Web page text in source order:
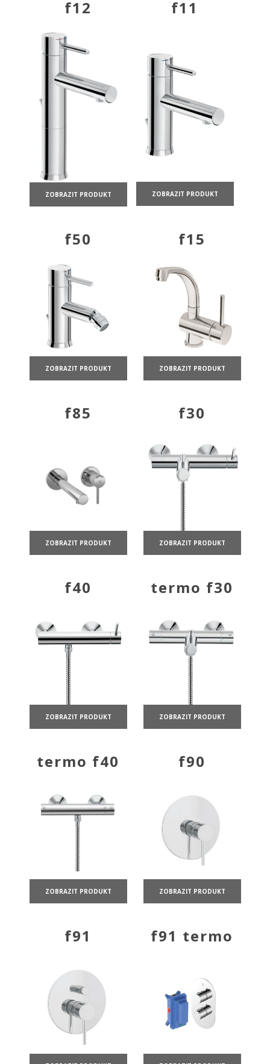
f12
ZOBRAZIT PRODUKT
f11
ZOBRAZIT PRODUKT
f50
ZOBRAZIT PRODUKT
f15
ZOBRAZIT PRODUKT
f85
ZOBRAZIT PRODUKT
f30
ZOBRAZIT PRODUKT
f40
ZOBRAZIT PRODUKT
termo f30
ZOBRAZIT PRODUKT
termo f40
ZOBRAZIT PRODUKT
f90
ZOBRAZIT PRODUKT
f91 f91 termo